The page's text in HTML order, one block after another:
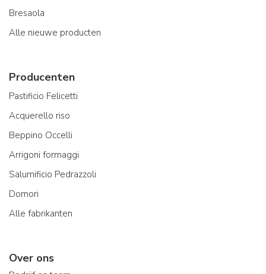
Bresaola
Alle nieuwe producten
Producenten
Pastificio Felicetti
Acquerello riso
Beppino Occelli
Arrigoni formaggi
Salumificio Pedrazzoli
Domori
Alle fabrikanten
Over ons